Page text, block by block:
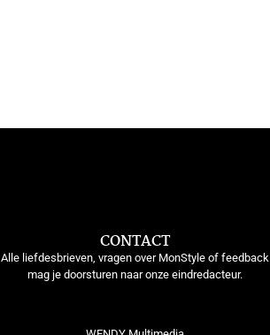
CONTACT
Alle liefdesbrieven, vragen over MonStyle of feedback
mag je doorsturen naar onze eindredacteur.